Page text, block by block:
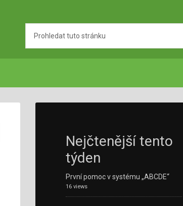
Nejčtenější tento
týden
První pomoc v systému „ABCDE“
16 views